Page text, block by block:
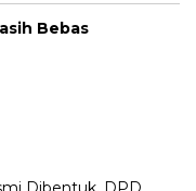
Bebas